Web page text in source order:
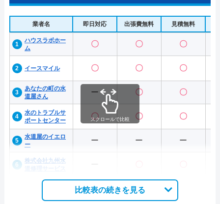
業者名 即日対応 出張費無料 見積無料
ハウスラボホー
ム
〇 〇 〇
イースマイル 〇 〇 〇
あなたの町の水
道屋さん
ー 〇 〇
水のトラブルサ
ポートセンター
〇 〇 〇
水道屋のイエロ
ー
ー ー ー
株式会社九州水
スクロールで比較
比較表の続きを見る